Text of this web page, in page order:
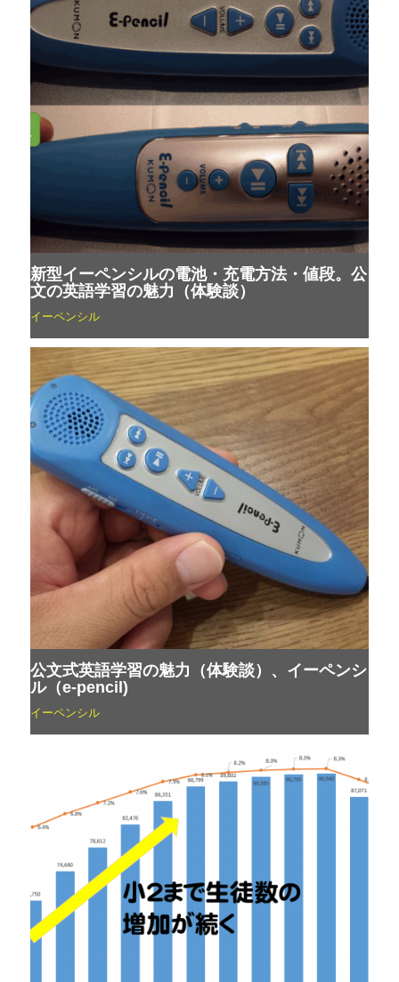
新型イーペンシルの電池・充電方法・値段。公
文の英語学習の魅力（体験談）
イーペンシル
公文式英語学習の魅力（体験談）、イーペンシ
ル（e-pencil)
イーペンシル